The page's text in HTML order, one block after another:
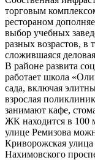
торговым
рестораном
выбор учебных
разных возрастов, в
сложившаяся
В районе развита
работает школа
сада, включая
взрослая
занимают кафе,
ЖК находится в 100
улице Ремизова
Криворожская улица
Нахимовского